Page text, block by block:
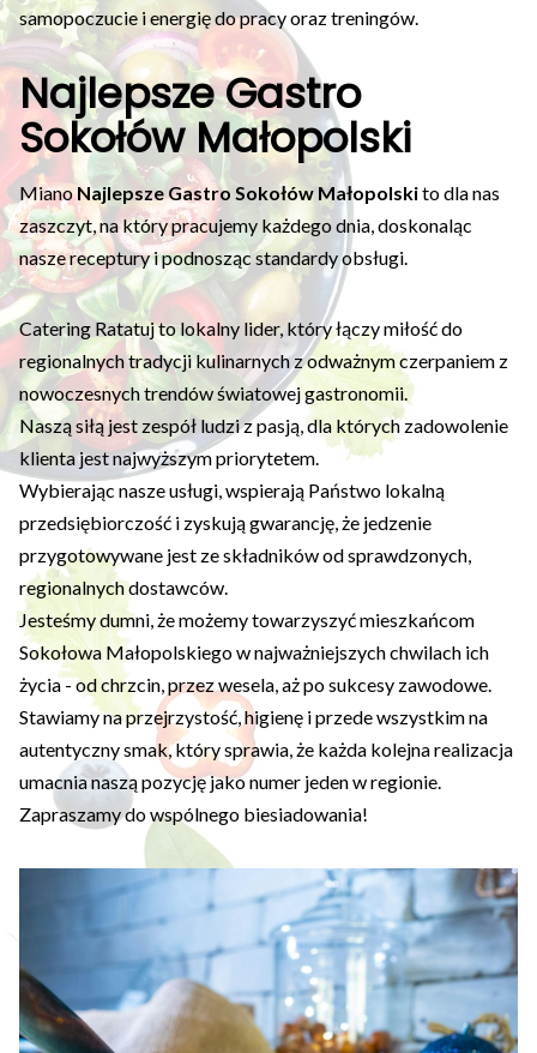
samopoczucie i energię do pracy oraz treningów.
Najlepsze Gastro
Sokołów Małopolski
MianoNajlepsze Gastro Sokołów Małopolskito dla nas
zaszczyt, na który pracujemy każdego dnia, doskonaląc
nasze receptury i podnosząc standardy obsługi.
Catering Ratatuj to lokalny lider, który łączy miłość do
regionalnych tradycji kulinarnych z odważnym czerpaniem z
nowoczesnych trendów światowej gastronomii.
Naszą siłą jest zespół ludzi z pasją, dla których zadowolenie
klienta jest najwyższym priorytetem.
Wybierając nasze usługi, wspierają Państwo lokalną
przedsiębiorczość i zyskują gwarancję, że jedzenie
przygotowywane jest ze składników od sprawdzonych,
regionalnych dostawców.
Jesteśmy dumni, że możemy towarzyszyć mieszkańcom
Sokołowa Małopolskiego w najważniejszych chwilach ich
życia - od chrzcin, przez wesela, aż po sukcesy zawodowe.
Stawiamy na przejrzystość, higienę i przede wszystkim na
autentyczny smak, który sprawia, że każda kolejna realizacja
umacnia naszą pozycję jako numer jeden w regionie.
Zapraszamy do wspólnego biesiadowania!